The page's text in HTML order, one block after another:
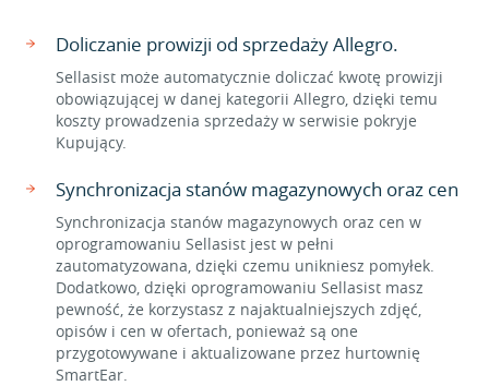
Doliczanie prowizji od sprzedaży Allegro.
Sellasist może automatycznie doliczać kwotę prowizji
obowiązującej w danej kategorii Allegro, dzięki temu
koszty prowadzenia sprzedaży w serwisie pokryje
Kupujący.
Synchronizacja stanów magazynowych oraz cen
Synchronizacja stanów magazynowych oraz cen w
oprogramowaniu Sellasist jest w pełni
zautomatyzowana, dzięki czemu unikniesz pomyłek.
Dodatkowo, dzięki oprogramowaniu Sellasist masz
pewność, że korzystasz z najaktualniejszych zdjęć,
opisów i cen w ofertach, ponieważ są one
przygotowywane i aktualizowane przez hurtownię
SmartEar.